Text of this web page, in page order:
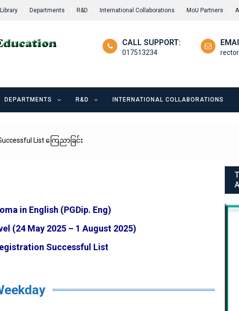
Library Departments R&D International Collaborations MoU Partners
CALL SUPPORT:
017513234
DEPARTMENTS R&D INTERNATIONAL COLLABORATIONS
List ကြေညာခြင်း
in English (PGDip. Eng)
(24 May 2025 – 1 August 2025)
Successful List